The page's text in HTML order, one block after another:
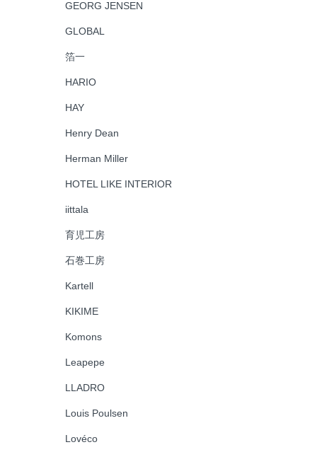
GEORG JENSEN
GLOBAL
箔一
HARIO
HAY
Henry Dean
Herman Miller
HOTEL LIKE INTERIOR
iittala
育児工房
石巻工房
Kartell
KIKIME
Komons
Leapepe
LLADRO
Louis Poulsen
Lovéco